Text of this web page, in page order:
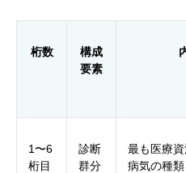
桁数
構成
要素
1〜6
桁目
診断
群分
最も医療
病気の種類